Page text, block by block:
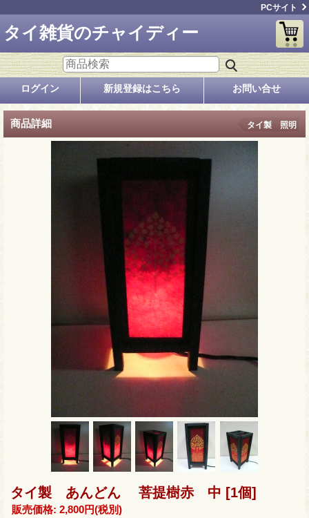
PCサイト
タイ雑貨のチャイディー
ログイン 新規登録はこちら お問い合せ
商品詳細 タイ製 照明
タイ製 あんどん 菩提樹赤 中 [1個]
販売価格: 2,800円(税別)